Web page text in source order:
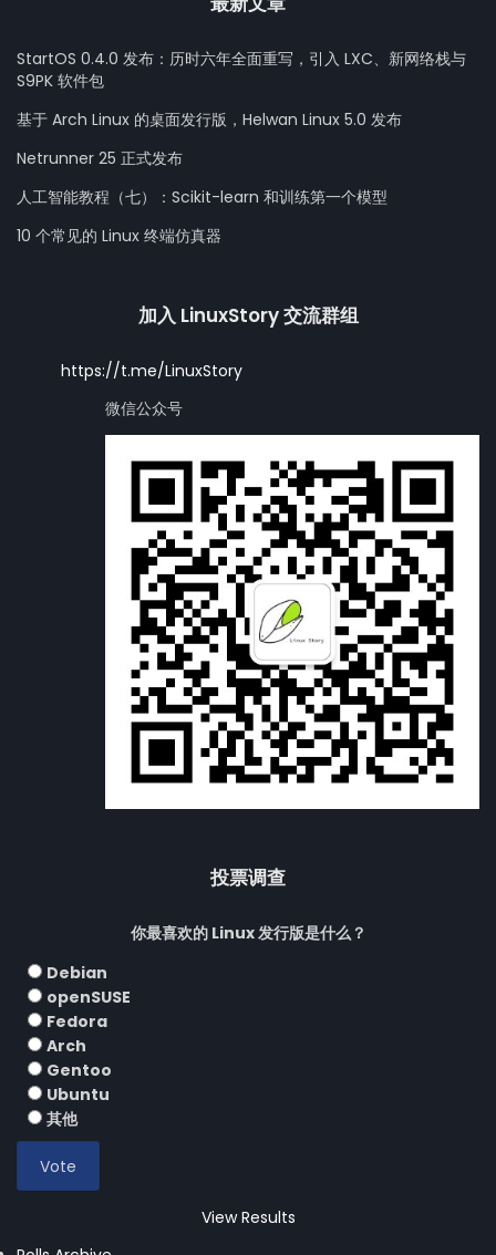
StartOS 0.4.0 发布：历时六年全面重写，引入 LXC、新网络栈与
S9PK 软件包
基于 Arch Linux 的桌面发行版，Helwan Linux 5.0 发布
Netrunner 25 正式发布
人工智能教程（七）：Scikit-learn 和训练第一个模型
10 个常见的 Linux 终端仿真器
加入 LinuxStory 交流群组
https://t.me/LinuxStory
微信公众号
投票调查
你最喜欢的 Linux 发行版是什么？
Debian
openSUSE
Fedora
Arch
Gentoo
Ubuntu
其他
View Results